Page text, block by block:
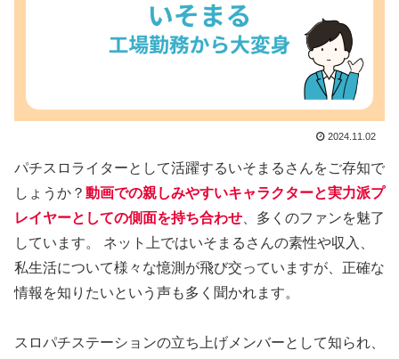
2024.11.02
パチスロライターとして活躍するいそまるさんをご存知で
しょうか？ 動画での親しみやすいキャラクターと実力派プ
レイヤーとしての側面を持ち合わせ 、多くのファンを魅了
しています。 ネット上ではいそまるさんの素性や収入、
私生活について様々な憶測が飛び交っていますが、正確な
情報を知りたいという声も多く聞かれます。
スロパチステーションの立ち上げメンバーとして知られ、